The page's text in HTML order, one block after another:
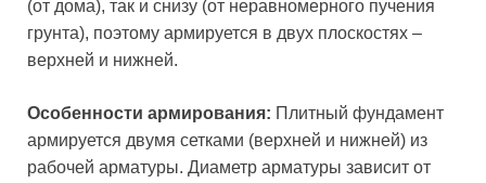
(от дома), так и снизу (от неравномерного пучения
грунта), поэтому армируется в двух плоскостях –
верхней и нижней.
Особенности армирования: Плитный фундамент
армируется двумя сетками (верхней и нижней) из
рабочей арматуры. Диаметр арматуры зависит от